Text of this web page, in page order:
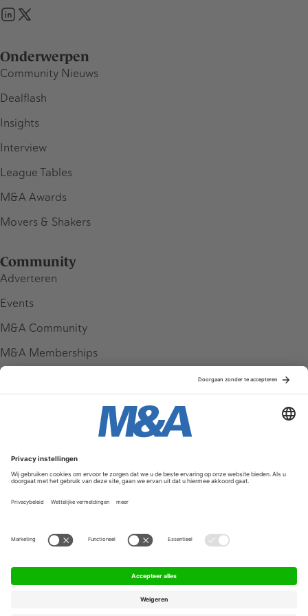
Onderwerpen
Community Nieuws
Dealflash
Insights
Interview
League Tables
M&A Awards
Movers & Shakers
Community
Adverteren
Events
M&A Community
M&A Memberships
Service & Contact
Contact
FAQ
Werken bij ons
Algemene Voorwaarden